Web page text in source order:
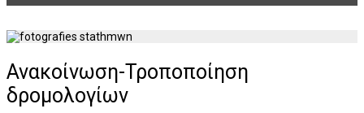
Ανακοίνωση-Τροποποίηση
δρομολογίων